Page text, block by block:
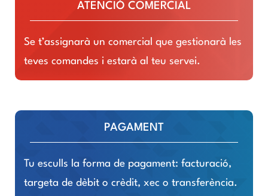
ATENCIÓ COMERCIAL
Se t’assignarà un comercial que gestionarà les
teves comandes i estarà al teu servei.
PAGAMENT
Tu esculls la forma de pagament: facturació,
targeta de dèbit o crèdit, xec o transferència.